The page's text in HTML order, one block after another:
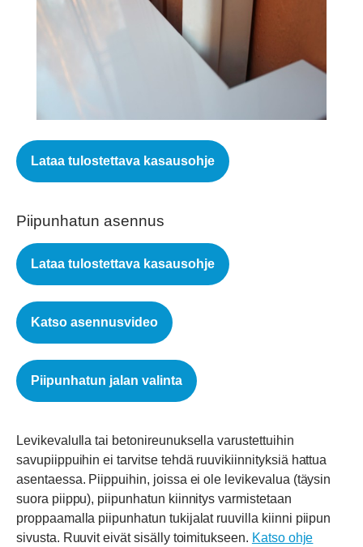
Lataa tulostettava kasausohje
Piipunhatun asennus
Lataa tulostettava kasausohje
Katso asennusvideo
Piipunhatun jalan valinta
Levikevalulla tai betonireunuksella varustettuihin
savupiippuihin ei tarvitse tehdä ruuvikiinnityksiä hattua
asentaessa. Piippuihin, joissa ei ole levikevalua (täysin
suora piippu), piipunhatun kiinnitys varmistetaan
proppaamalla piipunhatun tukijalat ruuvilla kiinni piipun
sivusta. Ruuvit eivät sisälly toimitukseen. Katso ohje